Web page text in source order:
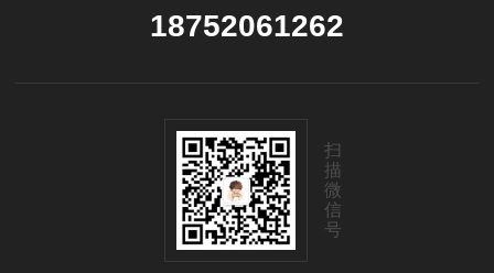
18752061262
扫
描
微
信
号